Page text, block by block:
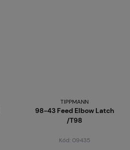
TIPPMANN
98-43 Feed Elbow Latch
/T98
Kód: 09435